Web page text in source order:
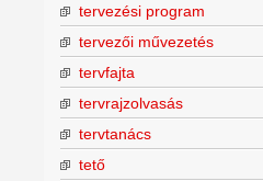
tervezési program
tervezői művezetés
tervfajta
tervrajzolvasás
tervtanács
tető